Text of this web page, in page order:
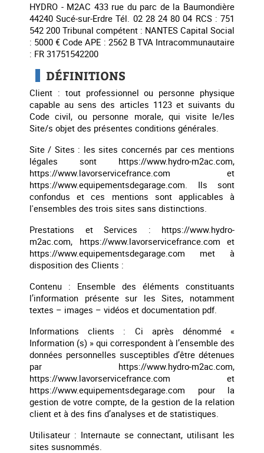
HYDRO - M2AC 433 rue du parc de la Baumondière
44240 Sucé-sur-Erdre Tél. 02 28 24 80 04 RCS : 751
542 200 Tribunal compétent : NANTES Capital Social
: 5000 € Code APE : 2562 B TVA Intracommunautaire
: FR 31751542200
DÉFINITIONS
Client : tout professionnel ou personne physique
capable au sens des articles 1123 et suivants du
Code civil, ou personne morale, qui visite le/les
Site/s objet des présentes conditions générales.
Site / Sites : les sites concernés par ces mentions
légales sont https://www.hydro-m2ac.com,
https://www.lavorservicefrance.com et
https://www.equipementsdegarage.com. Ils sont
confondus et ces mentions sont applicables à
l'ensembles des trois sites sans distinctions.
Prestations et Services : https://www.hydro-
m2ac.com, https://www.lavorservicefrance.com et
https://www.equipementsdegarage.com met à
disposition des Clients :
Contenu : Ensemble des éléments constituants
l’information présente sur les Sites, notamment
textes – images – vidéos et documentation pdf.
Informations clients : Ci après dénommé «
Information (s) » qui correspondent à l’ensemble des
données personnelles susceptibles d’être détenues
par https://www.hydro-m2ac.com,
https://www.lavorservicefrance.com et
https://www.equipementsdegarage.com pour la
gestion de votre compte, de la gestion de la relation
client et à des fins d’analyses et de statistiques.
Utilisateur : Internaute se connectant, utilisant les
sites susnommés.